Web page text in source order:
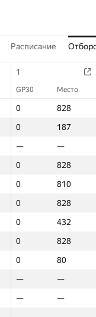
Расписание
1
GP30 Место
0
828
0
187
—
—
0
828
0
810
0
828
0
432
0
828
0
80
—
—
—
—
1
GP30 Место
0
828
0
187
—
—
0
828
0
810
0
828
0
432
0
828
0
80
—
—
—
—